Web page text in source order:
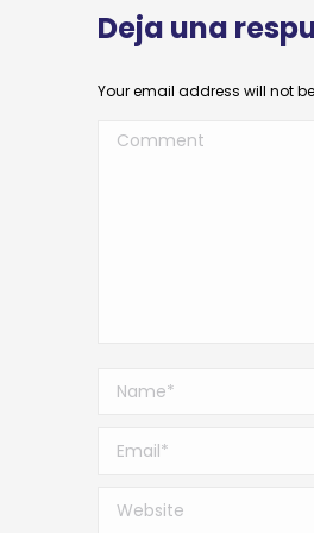
Deja una
Your email address will not
Comment
Name *
Email *
Website